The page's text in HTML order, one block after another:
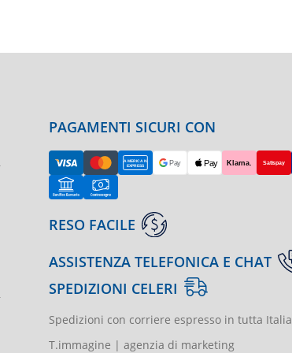
PAGAMENTI SICURI CON
RESO FACILE
ASSISTENZA TELEFONICA E CHAT
SPEDIZIONI CELERI
Spedizioni con corriere espresso in tutta Italia
T.immagine | agenzia di marketing